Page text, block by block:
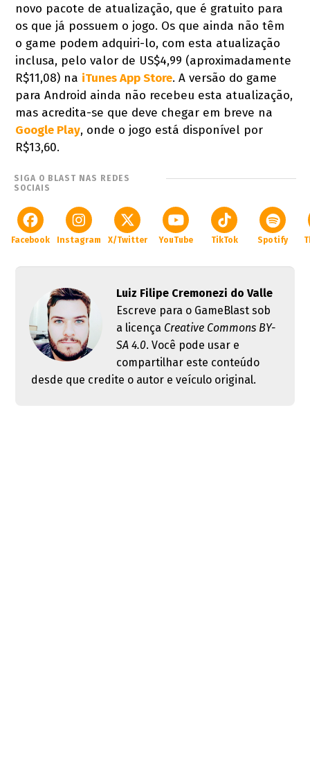
novo pacote de atualização, que é gratuito para
os que já possuem o jogo. Os que ainda não têm
o game podem adquiri-lo, com esta atualização
inclusa, pelo valor de US$4,99 (aproximadamente
R$11,08) na iTunes App Store. A versão do game
para Android ainda não recebeu esta atualização,
mas acredita-se que deve chegar em breve na
Google Play, onde o jogo está disponível por
R$13,60.
SIGA O BLAST NAS REDES
SOCIAIS
Facebook Instagram X/Twitter YouTube TikTok Spotify
Luiz Filipe Cremonezi do Valle
Escreve para o GameBlast sob
a licença Creative Commons BY-
SA 4.0. Você pode usar e
compartilhar este conteúdo
desde que credite o autor e veículo original.